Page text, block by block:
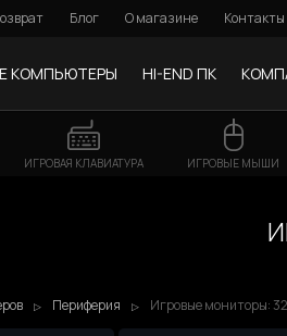
Блог О магазине Контакты
КОМПЬЮТЕРЫ HI-END ПК
ИГРОВАЯ КЛАВИАТУРА ИГРОВЫЕ МЫШИ
Периферия Игровые мониторы: